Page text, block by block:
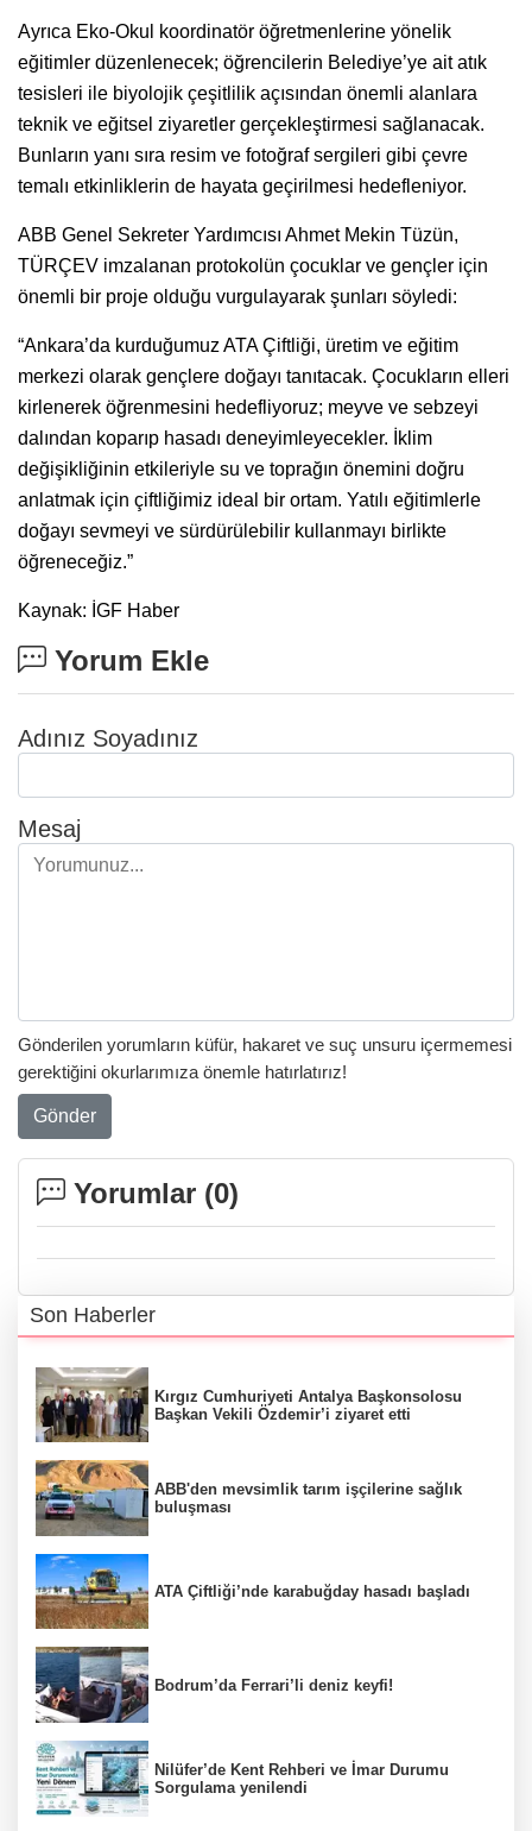
Ayrıca Eko-Okul koordinatör öğretmenlerine yönelik
eğitimler düzenlenecek; öğrencilerin Belediye’ye ait atık
tesisleri ile biyolojik çeşitlilik açısından önemli alanlara
teknik ve eğitsel ziyaretler gerçekleştirmesi sağlanacak.
Bunların yanı sıra resim ve fotoğraf sergileri gibi çevre
temalı etkinliklerin de hayata geçirilmesi hedefleniyor.
ABB Genel Sekreter Yardımcısı Ahmet Mekin Tüzün,
TÜRÇEV imzalanan protokolün çocuklar ve gençler için
önemli bir proje olduğu vurgulayarak şunları söyledi:
“Ankara’da kurduğumuz ATA Çiftliği, üretim ve eğitim
merkezi olarak gençlere doğayı tanıtacak. Çocukların elleri
kirlenerek öğrenmesini hedefliyoruz; meyve ve sebzeyi
dalından koparıp hasadı deneyimleyecekler. İklim
değişikliğinin etkileriyle su ve toprağın önemini doğru
anlatmak için çiftliğimiz ideal bir ortam. Yatılı eğitimlerle
doğayı sevmeyi ve sürdürülebilir kullanmayı birlikte
öğreneceğiz.”
Kaynak: İGF Haber
Yorum Ekle
Adınız Soyadınız
Mesaj
Gönderilen yorumların küfür, hakaret ve suç unsuru içermemesi
gerektiğini okurlarımıza önemle hatırlatırız!
Gönder
Yorumlar (0)
Son Haberler
Kırgız Cumhuriyeti Antalya Başkonsolosu
Başkan Vekili Özdemir’i ziyaret etti
ABB'den mevsimlik tarım işçilerine sağlık
buluşması
ATA Çiftliği’nde karabuğday hasadı başladı
Bodrum’da Ferrari’li deniz keyfi!
Nilüfer’de Kent Rehberi ve İmar Durumu
Sorgulama yenilendi